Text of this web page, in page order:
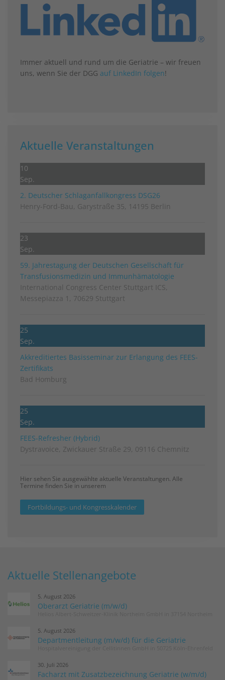
Immer aktuell und rund um die Geriatrie – wir freuen
uns, wenn Sie der DGG auf LinkedIn folgen!
Aktuelle Veranstaltungen
10
Sep.
2. Deutscher Schlag­anfall­kongress DSG26
Henry-Ford-Bau, Garystraße 35, 14195 Berlin
23
Sep.
59. Jahrestagung der Deutschen Gesellschaft für
Transfusionsmedizin und Immunhämatologie
International Congress Center Stuttgart ICS,
Messepiazza 1, 70629 Stuttgart
25
Sep.
Akkreditiertes Basisseminar zur Erlangung des FEES-
Zertifikats
Bad Homburg
25
Sep.
FEES-Refresher (Hybrid)
Dystravoice, Zwickauer Straße 29, 09116 Chemnitz
Hier sehen Sie ausgewählte aktuelle Veranstaltungen. Alle
Termine finden Sie in unserem
Fortbildungs- und Kongresskalender
Aktuelle Stellenangebote
5. August 2026
Oberarzt Geriatrie (m/w/d)
5. August 2026
Departmentleitung (m/w/d) für die Geriatrie
30. Juli 2026
Facharzt mit Zusatzbezeichnung Geriatrie (w/m/d)